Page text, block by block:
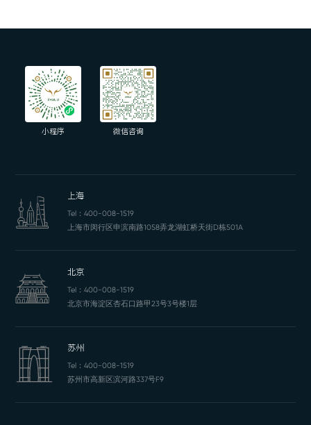
小程序 微信咨询
上海
Tel： 400-008-1519
上海市闵行区申滨南路1058弄龙湖虹桥天街D栋501A
北京
Tel： 400-008-1519
北京市海淀区杏石口路甲23号3号楼1层
苏州
Tel： 400-008-1519
苏州市高新区滨河路337号F9